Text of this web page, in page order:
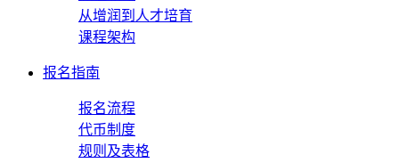
从增润到人才培育
课程架构
报名指南
报名流程
代币制度
规则及表格